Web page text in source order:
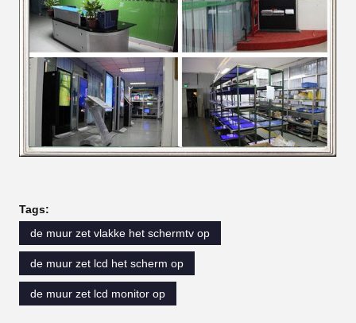
Tags:
de muur zet vlakke het schermtv op
de muur zet lcd het scherm op
de muur zet lcd monitor op